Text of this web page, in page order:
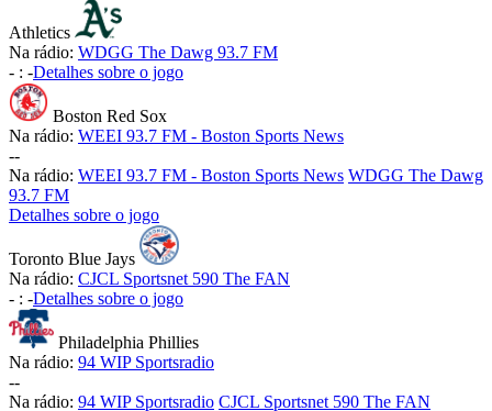
Athletics
Na rádio: WDGG The Dawg 93.7 FM
- : -Detalhes sobre o jogo
Boston Red Sox
Na rádio: WEEI 93.7 FM - Boston Sports News
--
Na rádio: WEEI 93.7 FM - Boston Sports News WDGG The Dawg
93.7 FM
Detalhes sobre o jogo
Toronto Blue Jays
Na rádio: CJCL Sportsnet 590 The FAN
- : -Detalhes sobre o jogo
Philadelphia Phillies
Na rádio: 94 WIP Sportsradio
--
Na rádio: 94 WIP Sportsradio CJCL Sportsnet 590 The FAN